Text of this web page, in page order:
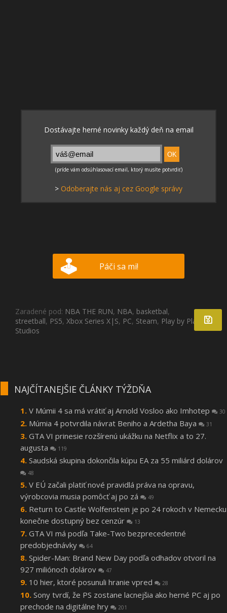
> Odoberajte nás aj cez Google správy
Páči sa mi!
Zaradené pod: NBA THE RUN, NBA, basketbal,
streetball, PS5, Xbox Series X|S, PC, Steam, Play by Play
Studios
NAJČÍTANEJŠIE ČLÁNKY TÝŽDŇA
V Múmii 4 sa má vrátiť aj Arnold Vosloo ako Imhotep 30
Múmia 4 potvrdila návrat Beniho a Ardetha Baya 31
GTA VI prinesie rozšírenú ukážku na Netflix a to 27.
augusta
119
Saudská skupina dokončila kúpu EA za 55 miliárd dolárov
48
V EÚ začali platiť nové pravidlá práva na opravu,
výrobcovia musia pomôcť aj po zá
49
Return to Castle Wolfenstein je po 24 rokoch v Nemecku
konečne dostupný bez cenzúr
13
GTA VI má podľa Take-Two bezprecedentné
predobjednávky
64
Spider-Man: Brand New Day podľa odhadov otvoril na
927 miliónoch dolárov
47
10 hier, ktoré posunuli hranie vpred 28
Sony tvrdí, že PS zostane lacnejšia ako herné PC aj po
prechode na digitálne hry
201